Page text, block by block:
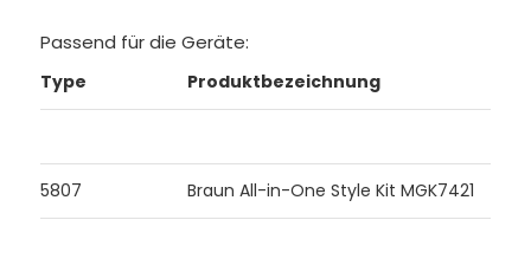
Passend für die Geräte:
Type Produktbezeichnung
5807 Braun All-in-One Style Kit MGK7421